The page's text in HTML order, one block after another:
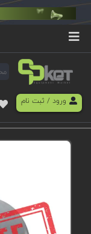
ورود/ ثبت نام